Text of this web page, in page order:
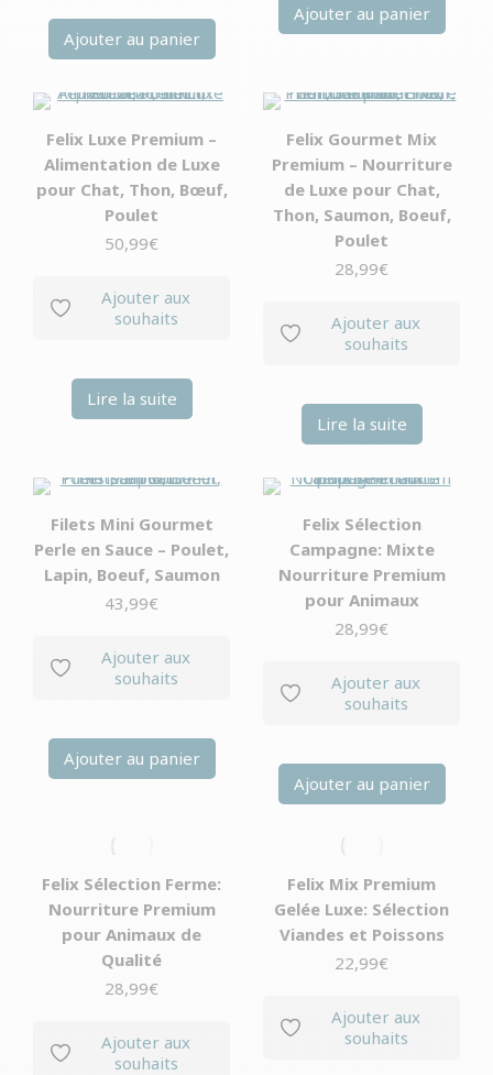
Ajouter au panier
Ajouter au panier
Felix Luxe Premium –
Alimentation de Luxe
pour Chat, Thon, Bœuf,
Poulet
50,99€
Ajouter aux
souhaits
Lire la suite
Felix Gourmet Mix
Premium – Nourriture
de Luxe pour Chat,
Thon, Saumon, Boeuf,
Poulet
28,99€
Ajouter aux
souhaits
Lire la suite
Filets Mini Gourmet
Perle en Sauce – Poulet,
Lapin, Boeuf, Saumon
43,99€
Ajouter aux
souhaits
Ajouter au panier
Felix Sélection
Campagne: Mixte
Nourriture Premium
pour Animaux
28,99€
Ajouter aux
souhaits
Ajouter au panier
Felix Sélection Ferme:
Nourriture Premium
pour Animaux de
Qualité
28,99€
Ajouter aux
souhaits
Felix Mix Premium
Gelée Luxe: Sélection
Viandes et Poissons
22,99€
Ajouter aux
souhaits